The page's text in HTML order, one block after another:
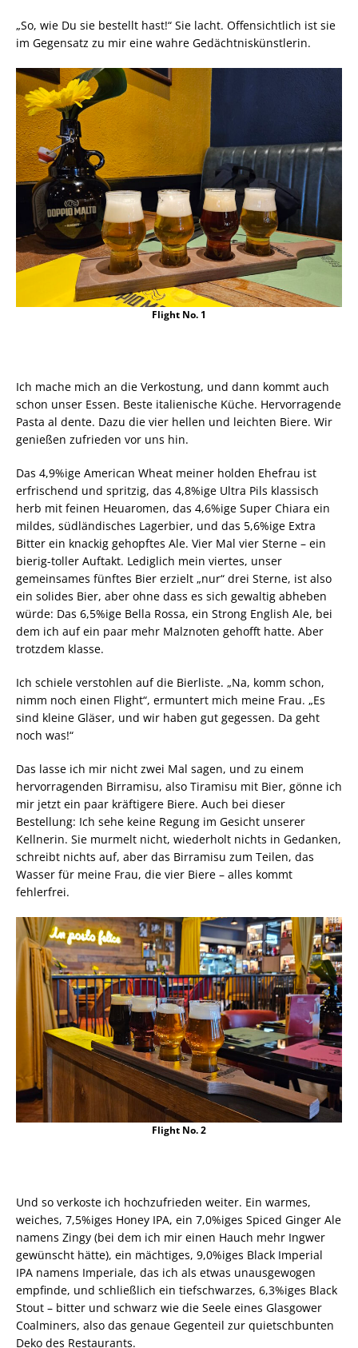
„So, wie Du sie bestellt hast!“ Sie lacht. Offensichtlich ist sie
im Gegensatz zu mir eine wahre Gedächtniskünstlerin.
Flight No. 1
Ich mache mich an die Verkostung, und dann kommt auch
schon unser Essen. Beste italienische Küche. Hervorragende
Pasta al dente. Dazu die vier hellen und leichten Biere. Wir
genießen zufrieden vor uns hin.
Das 4,9%ige American Wheat meiner holden Ehefrau ist
erfrischend und spritzig, das 4,8%ige Ultra Pils klassisch
herb mit feinen Heuaromen, das 4,6%ige Super Chiara ein
mildes, südländisches Lagerbier, und das 5,6%ige Extra
Bitter ein knackig gehopftes Ale. Vier Mal vier Sterne – ein
bierig-toller Auftakt. Lediglich mein viertes, unser
gemeinsames fünftes Bier erzielt „nur“ drei Sterne, ist also
ein solides Bier, aber ohne dass es sich gewaltig abheben
würde: Das 6,5%ige Bella Rossa, ein Strong English Ale, bei
dem ich auf ein paar mehr Malznoten gehofft hatte. Aber
trotzdem klasse.
Ich schiele verstohlen auf die Bierliste. „Na, komm schon,
nimm noch einen Flight“, ermuntert mich meine Frau. „Es
sind kleine Gläser, und wir haben gut gegessen. Da geht
noch was!“
Das lasse ich mir nicht zwei Mal sagen, und zu einem
hervorragenden Birramisu, also Tiramisu mit Bier, gönne ich
mir jetzt ein paar kräftigere Biere. Auch bei dieser
Bestellung: Ich sehe keine Regung im Gesicht unserer
Kellnerin. Sie murmelt nicht, wiederholt nichts in Gedanken,
schreibt nichts auf, aber das Birramisu zum Teilen, das
Wasser für meine Frau, die vier Biere – alles kommt
fehlerfrei.
Flight No. 2
Und so verkoste ich hochzufrieden weiter. Ein warmes,
weiches, 7,5%iges Honey IPA, ein 7,0%iges Spiced Ginger Ale
namens Zingy (bei dem ich mir einen Hauch mehr Ingwer
gewünscht hätte), ein mächtiges, 9,0%iges Black Imperial
IPA namens Imperiale, das ich als etwas unausgewogen
empfinde, und schließlich ein tiefschwarzes, 6,3%iges Black
Stout – bitter und schwarz wie die Seele eines Glasgower
Coalminers, also das genaue Gegenteil zur quietschbunten
Deko des Restaurants.